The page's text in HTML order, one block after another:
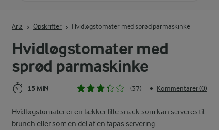
Hvidløgstomater med
sprød parmaskinke
15 MIN (37) • Kommentarer (0)
Hvidløgstomater er en lækker lille snack som kan serveres til
brunch eller som en del af en tapas servering.
Arla Opskrifter Hvidløgstomater med sprød parmaskinke